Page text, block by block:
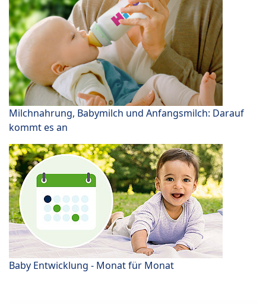
Milchnahrung, Babymilch und Anfangsmilch: Darauf
kommt es an
Baby Entwicklung - Monat für Monat